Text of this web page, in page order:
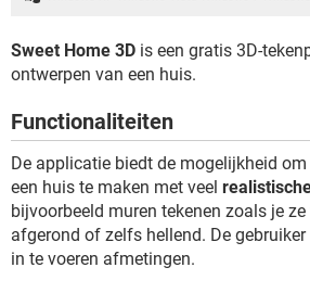
GRATIS
Sweet Home 3D is een gratis 3D-
ontwerpen van een huis.
Functionaliteiten
De applicatie biedt de mogelijkheid
een huis te maken met veel
bijvoorbeeld muren tekenen zoals je
afgerond of zelfs hellend. De
in te voeren afmetingen.